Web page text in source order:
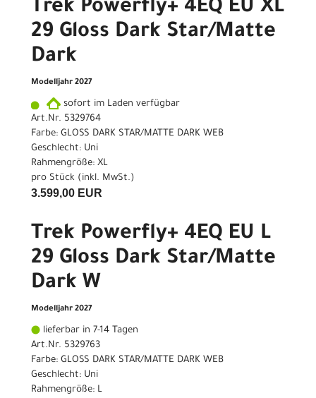
Trek Powerfly+ 4EQ EU XL
29 Gloss Dark Star/Matte
Dark
Modelljahr 2027
sofort im Laden verfügbar
Art.Nr. 5329764
Farbe: GLOSS DARK STAR/MATTE DARK WEB
Geschlecht: Uni
Rahmengröße: XL
pro Stück (inkl. MwSt.)
3.599,00 EUR
Trek Powerfly+ 4EQ EU L
29 Gloss Dark Star/Matte
Dark W
Modelljahr 2027
lieferbar in 7-14 Tagen
Art.Nr. 5329763
Farbe: GLOSS DARK STAR/MATTE DARK WEB
Geschlecht: Uni
Rahmengröße: L